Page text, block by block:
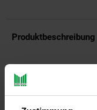
Produktbeschreibung
Rechteckiger
Praktisches,